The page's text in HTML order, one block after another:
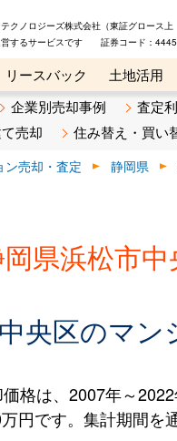
クノロジーズ株式会社（東証グロース上
営するサービスです 証券コード：4445
リースバック 土地活用
オンライン講座 リビ
企業別売却事例 査定
売却 住み替え・買い
ン売却・査定 静岡県
県浜松市
央区のマン
格は、2007年～
円です。集計期間を